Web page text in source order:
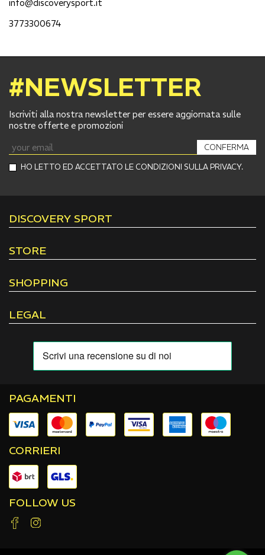
info@discoverysport.it
3773300674
#NEWSLETTER
Iscriviti alla nostra newsletter per essere aggiornata sulle
nostre offerte e promozioni
HO LETTO ED ACCETTATO LE CONDIZIONI SULLA PRIVACY.
CONFERMA
DISCOVERY SPORT
STORE
SHOPPING
LEGAL
PAGAMENTI
CORRIERI
FOLLOW US